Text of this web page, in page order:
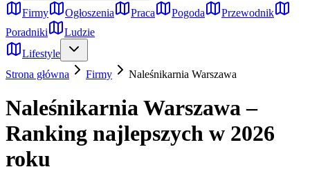
Firmy Ogłoszenia Praca Pogoda
Przewodnik
Poradniki
Ludzie
Lifestyle
Strona główna
Firmy Naleśnikarnia Warszawa
Naleśnikarnia Warszawa –
Ranking najlepszych w 2026
roku